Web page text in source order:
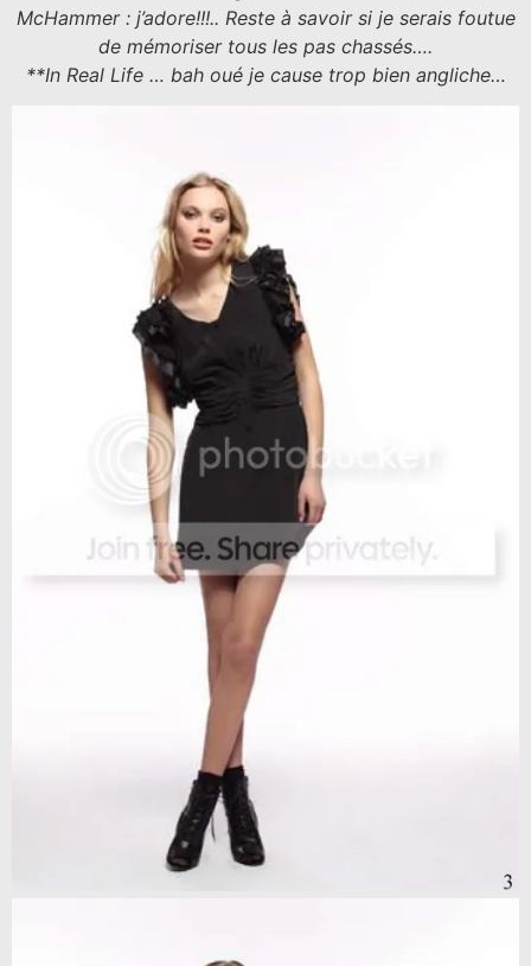
McHammer : j’adore!!!.. Reste à savoir si je serais foutue
de mémoriser tous les pas chassés….
**In Real Life … bah oué je cause trop bien angliche…